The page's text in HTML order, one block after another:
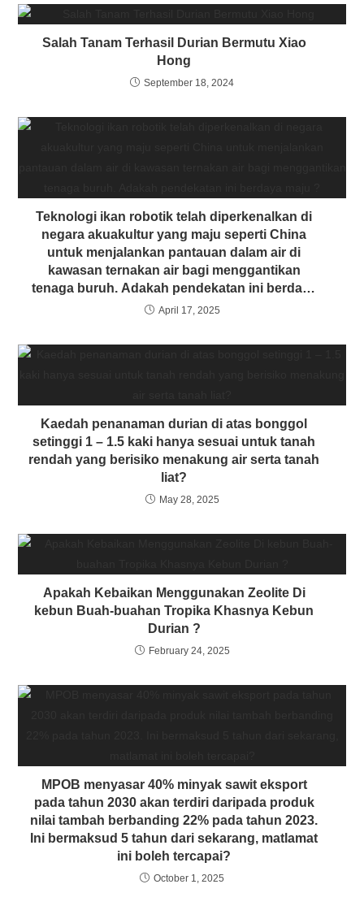
Salah Tanam Terhasil Durian Bermutu Xiao
Hong
September 18, 2024
Teknologi ikan robotik telah diperkenalkan di
negara akuakultur yang maju seperti China
untuk menjalankan pantauan dalam air di
kawasan ternakan air bagi menggantikan
tenaga buruh. Adakah pendekatan ini berdaya
maju ?
April 17, 2025
Kaedah penanaman durian di atas bonggol
setinggi 1 – 1.5 kaki hanya sesuai untuk tanah
rendah yang berisiko menakung air serta tanah
liat?
May 28, 2025
Apakah Kebaikan Menggunakan Zeolite Di
kebun Buah-buahan Tropika Khasnya Kebun
Durian ?
February 24, 2025
MPOB menyasar 40% minyak sawit eksport
pada tahun 2030 akan terdiri daripada produk
nilai tambah berbanding 22% pada tahun 2023.
Ini bermaksud 5 tahun dari sekarang, matlamat
ini boleh tercapai?
October 1, 2025